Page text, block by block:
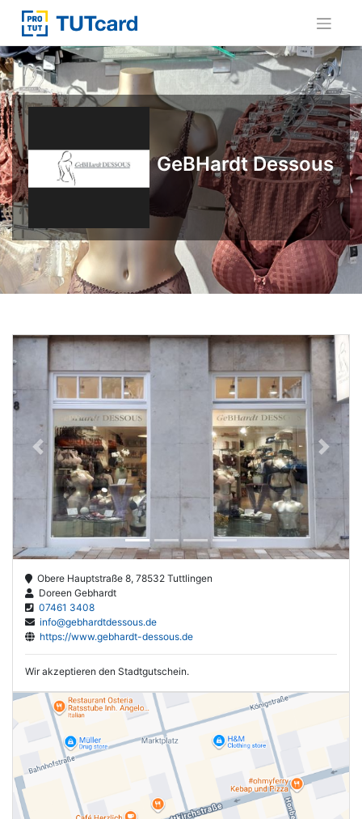
content
GeBHardt Dessous
Previous Next
Obere Hauptstraße 8, 78532 Tuttlingen
Doreen Gebhardt
07461 3408
info@gebhardtdessous.de
https://www.gebhardt-dessous.de
Wir akzeptieren den Stadtgutschein.